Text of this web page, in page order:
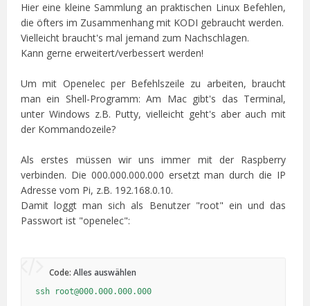
Hier eine kleine Sammlung an praktischen Linux Befehlen,
die öfters im Zusammenhang mit KODI gebraucht werden.
Vielleicht braucht's mal jemand zum Nachschlagen.
Kann gerne erweitert/verbessert werden!
Um mit Openelec per Befehlszeile zu arbeiten, braucht
man ein Shell-Programm: Am Mac gibt's das Terminal,
unter Windows z.B. Putty, vielleicht geht's aber auch mit
der Kommandozeile?
Als erstes müssen wir uns immer mit der Raspberry
verbinden. Die 000.000.000.000 ersetzt man durch die IP
Adresse vom Pi, z.B. 192.168.0.10.
Damit loggt man sich als Benutzer "root" ein und das
Passwort ist "openelec":
Code: Alles auswählen
ssh root@000.000.000.000